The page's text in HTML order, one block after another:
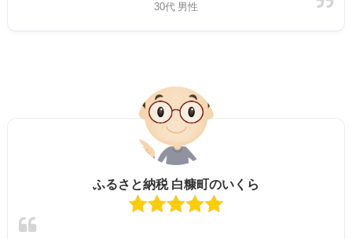
30代 男性
ふるさと納税 白糠町のいくら